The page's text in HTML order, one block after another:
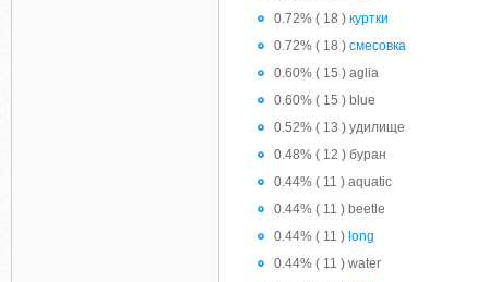
0.72% ( 18 ) куртки
0.72% ( 18 ) смесовка
0.60% ( 15 ) aglia
0.60% ( 15 ) blue
0.52% ( 13 ) удилище
0.48% ( 12 ) буран
0.44% ( 11 ) aquatic
0.44% ( 11 ) beetle
0.44% ( 11 ) long
0.44% ( 11 ) water